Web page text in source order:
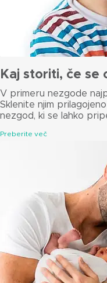
Kaj storiti, če se
V primeru nezgode
Sklenite njim
nezgod, ki se lahko
Preberite več